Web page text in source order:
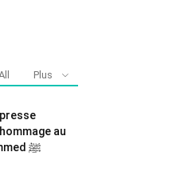
Plus
au
Prophète Mohammed ﷺ